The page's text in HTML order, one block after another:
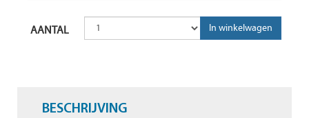
AANTAL
BESCHRIJVING